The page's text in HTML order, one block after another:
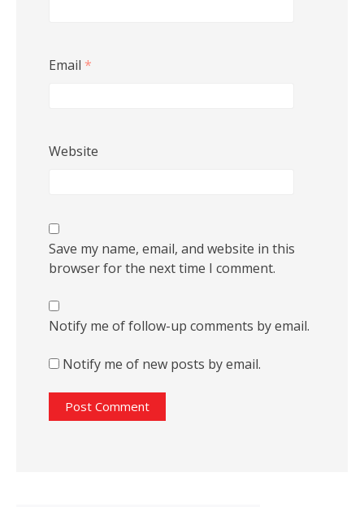
Email *
Website
Save my name, email, and website in this
browser for the next time I comment.
Notify me of follow-up comments by email.
Notify me of new posts by email.